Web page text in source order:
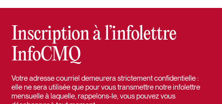
Inscription à l’infolettre
InfoCMQ
Votre adresse courriel demeurera strictement confidentielle :
elle ne sera utilisée que pour vous transmettre notre infolettre
mensuelle à laquelle, rappelons-le, vous pouvez vous